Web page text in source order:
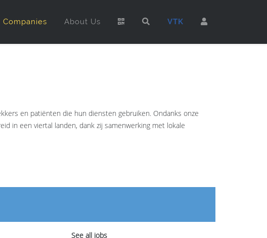
Companies About Us VTK
en patiënten die hun diensten gebruiken. Ondanks onze
in een viertal landen, dank zij samenwerking met lokale
See all jobs